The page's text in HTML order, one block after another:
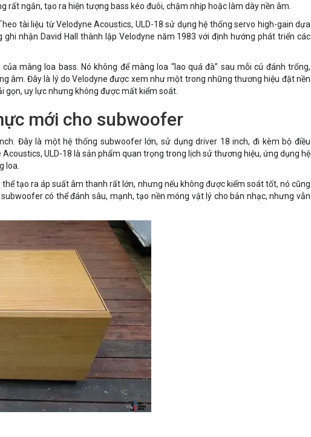
ngắn, tạo ra hiện tượng bass kéo đuôi, chậm nhịp hoặc làm dày nền âm.
tài liệu từ Velodyne Acoustics, ULD-18 sử dụng hệ thống servo high-gain dựa
nhận David Hall thành lập Velodyne năm 1983 với định hướng phát triển các
màng loa bass. Nó không để màng loa “lao quá đà” sau mỗi cú đánh trống,
âm. Đây là lý do Velodyne được xem như một trong những thương hiệu đặt nền
gọn, uy lực nhưng không được mất kiểm soát.
mới cho subwoofer
Đây là một hệ thống subwoofer lớn, sử dụng driver 18 inch, đi kèm bộ điều
ULD-18 là sản phẩm quan trọng trong lịch sử thương hiệu, ứng dụng hệ
loa.
tạo ra áp suất âm thanh rất lớn, nhưng nếu không được kiểm soát tốt, nó cũng
có thể đánh sâu, mạnh, tạo nền móng vật lý cho bản nhạc, nhưng vẫn